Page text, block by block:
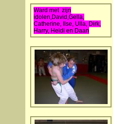
Ward met zijn
idolen,David,Gella,
Catherine, Ilse, Ulla, Dirk,
Harry, Heidi en Daan